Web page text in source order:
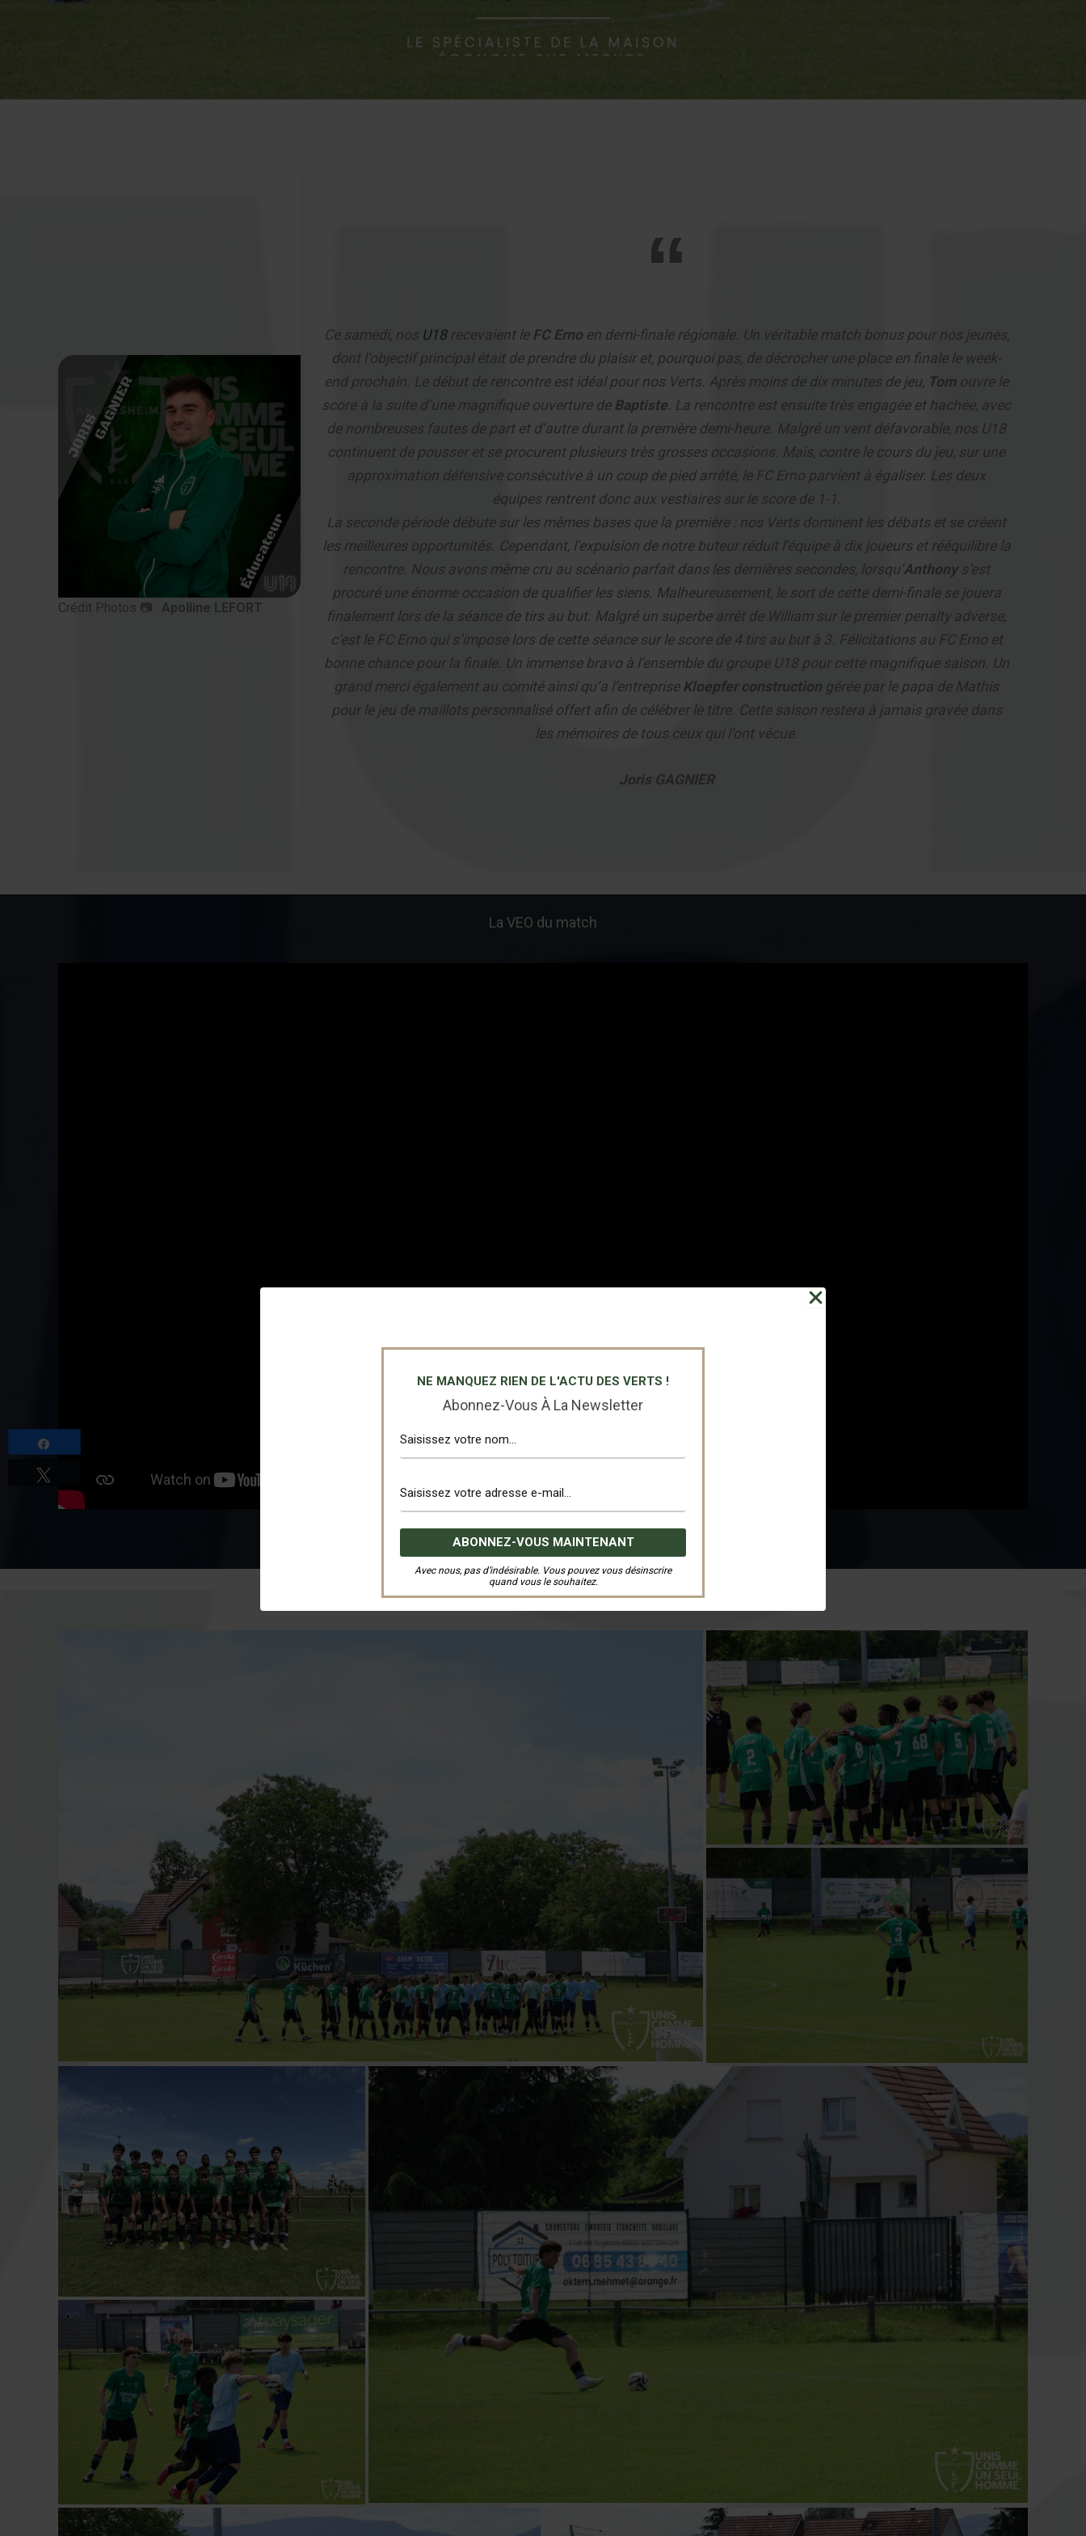
NE MANQUEZ RIEN DE L'ACTU DES VERTS !
Abonnez-Vous À La Newsletter
Avec nous, pas d’indésirable. Vous pouvez vous désinscrire
quand vous le souhaitez.
Crédit Photos 📷 : Apolline LEFORT
Ce samedi, nos U18recevaient le FC Erno en demi-finale régionale. Un véritable match bonus pour nos jeunes,
dont l’objectif principal était de prendre du plaisir et, pourquoi pas, de décrocher une place en finale le week-
end prochain. Le début de rencontre est idéal pour nos Verts. Après moins de dix minutes de jeu, Tomouvre le
score à la suite d’une magnifique ouverture de Baptiste. La rencontre est ensuite très engagée et hachée, avec
de nombreuses fautes de part et d’autre durant la première demi-heure. Malgré un vent défavorable, nos U18
continuent de pousser et se procurent plusieurs très grosses occasions. Mais, contre le cours du jeu, sur une
approximation défensive consécutive à un coup de pied arrêté, le FC Erno parvient à égaliser. Les deux
équipes rentrent donc aux vestiaires sur le score de 1-1.
La seconde période débute sur les mêmes bases que la première : nos Verts dominent les débats et se créent
les meilleures opportunités. Cependant, l’expulsion de notre buteur réduit l’équipe à dix joueurs et rééquilibre la
rencontre. Nous avons même cru au scénario parfait dans les dernières secondes, lorsqu’Anthony s’est
procuré une énorme occasion de qualifier les siens. Malheureusement, le sort de cette demi-finale se jouera
finalement lors de la séance de tirs au but. Malgré un superbe arrêt de William sur le premier penalty adverse,
c’est le FC Erno qui s’impose lors de cette séance sur le score de 4 tirs au but à 3. Félicitations au FC Erno et
bonne chance pour la finale. Un immense bravo à l’ensemble du groupe U18 pour cette magnifique saison. Un
grand merci également au comité ainsi qu’a l’entreprise Kloepfer construction gérée par le papa de Mathis
pour le jeu de maillots personnalisé offert afin de célébrer le titre. Cette saison restera à jamais gravée dans
les mémoires de tous ceux qui l’ont vécue.
Joris GAGNIER
La VEO du match
Les photos du match